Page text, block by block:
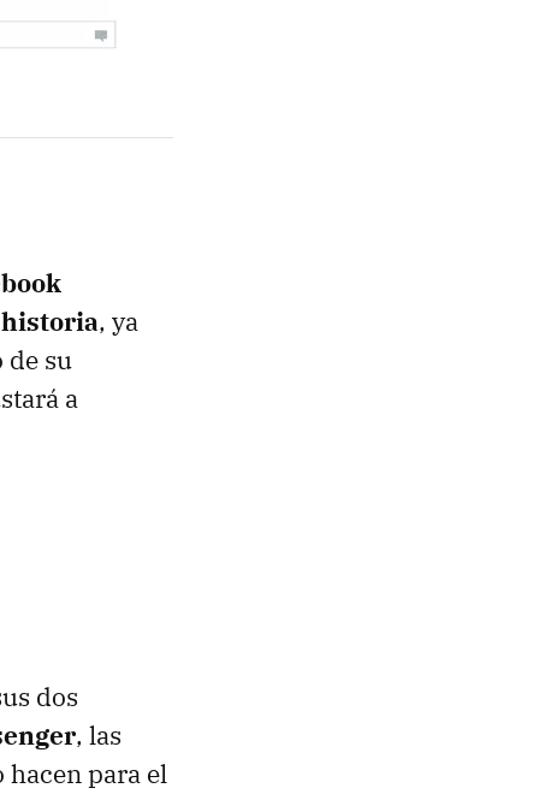
historia, ya
de su
a
dos
, las
hacen para el